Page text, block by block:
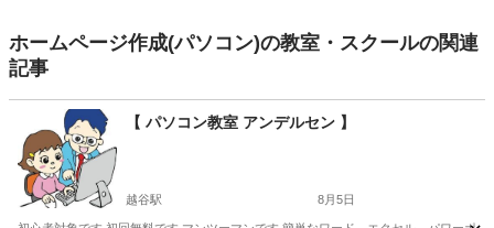
ホームページ作成(パソコン)の教室・スクールの関連
記事
【 パソコン教室 アンデルセン 】
越谷駅 8月5日